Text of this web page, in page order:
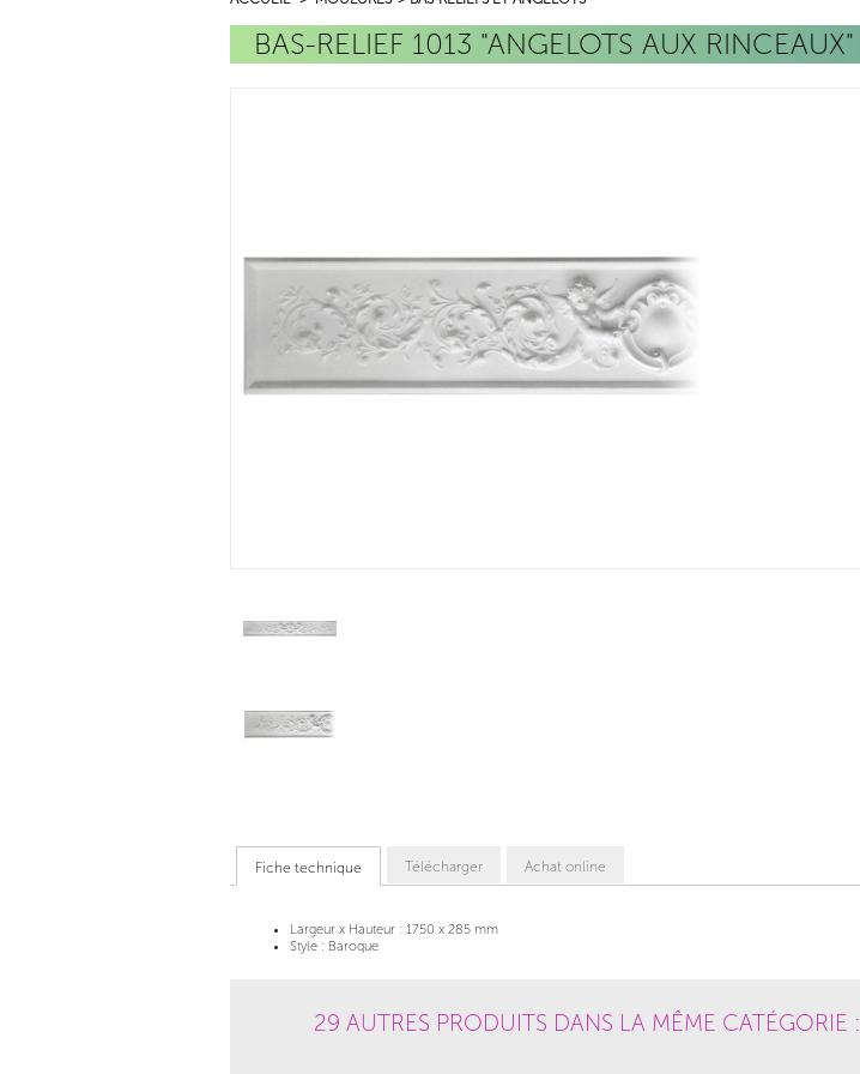
BAS-RELIEF 1013 "ANGELOTS AUX RINCEAUX"
Fiche technique Télécharger Achat online
Largeur x Hauteur : 1750 x 285 mm
Style : Baroque
29 AUTRES PRODUITS DANS LA MÊME CATÉGORIE :